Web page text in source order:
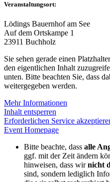
Veranstaltungsort:
Lödings Bauernhof am See
Auf dem Ortskampe 1
23911 Buchholz
Sie sehen gerade einen
den eigentlichen Inhalt
unten. Bitte beachten Sie, dass
weitergegeben werden.
Mehr Informationen
Inhalt entsperren
Erforderlichen Service
Event Homepage
Bitte beachte, dass alle
ggf. mit der Zeit ändern
hinweisen, dass wirnicht
sind, sondern lediglich